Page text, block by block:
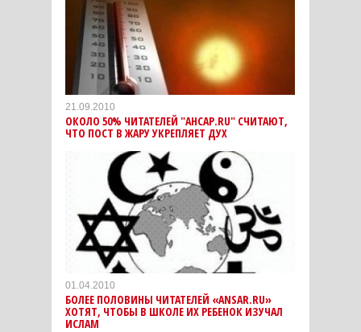
21.09.2010
ОКОЛО 50% ЧИТАТЕЛЕЙ "АНСАР.RU" СЧИТАЮТ,
ЧТО ПОСТ В ЖАРУ УКРЕПЛЯЕТ ДУХ
01.04.2010
БОЛЕЕ ПОЛОВИНЫ ЧИТАТЕЛЕЙ «ANSAR.RU»
ХОТЯТ, ЧТОБЫ В ШКОЛЕ ИХ РЕБЕНОК ИЗУЧАЛ
ИСЛАМ